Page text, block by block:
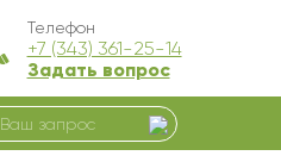
Телефон
+7 (343) 361-25-14
Задать вопрос